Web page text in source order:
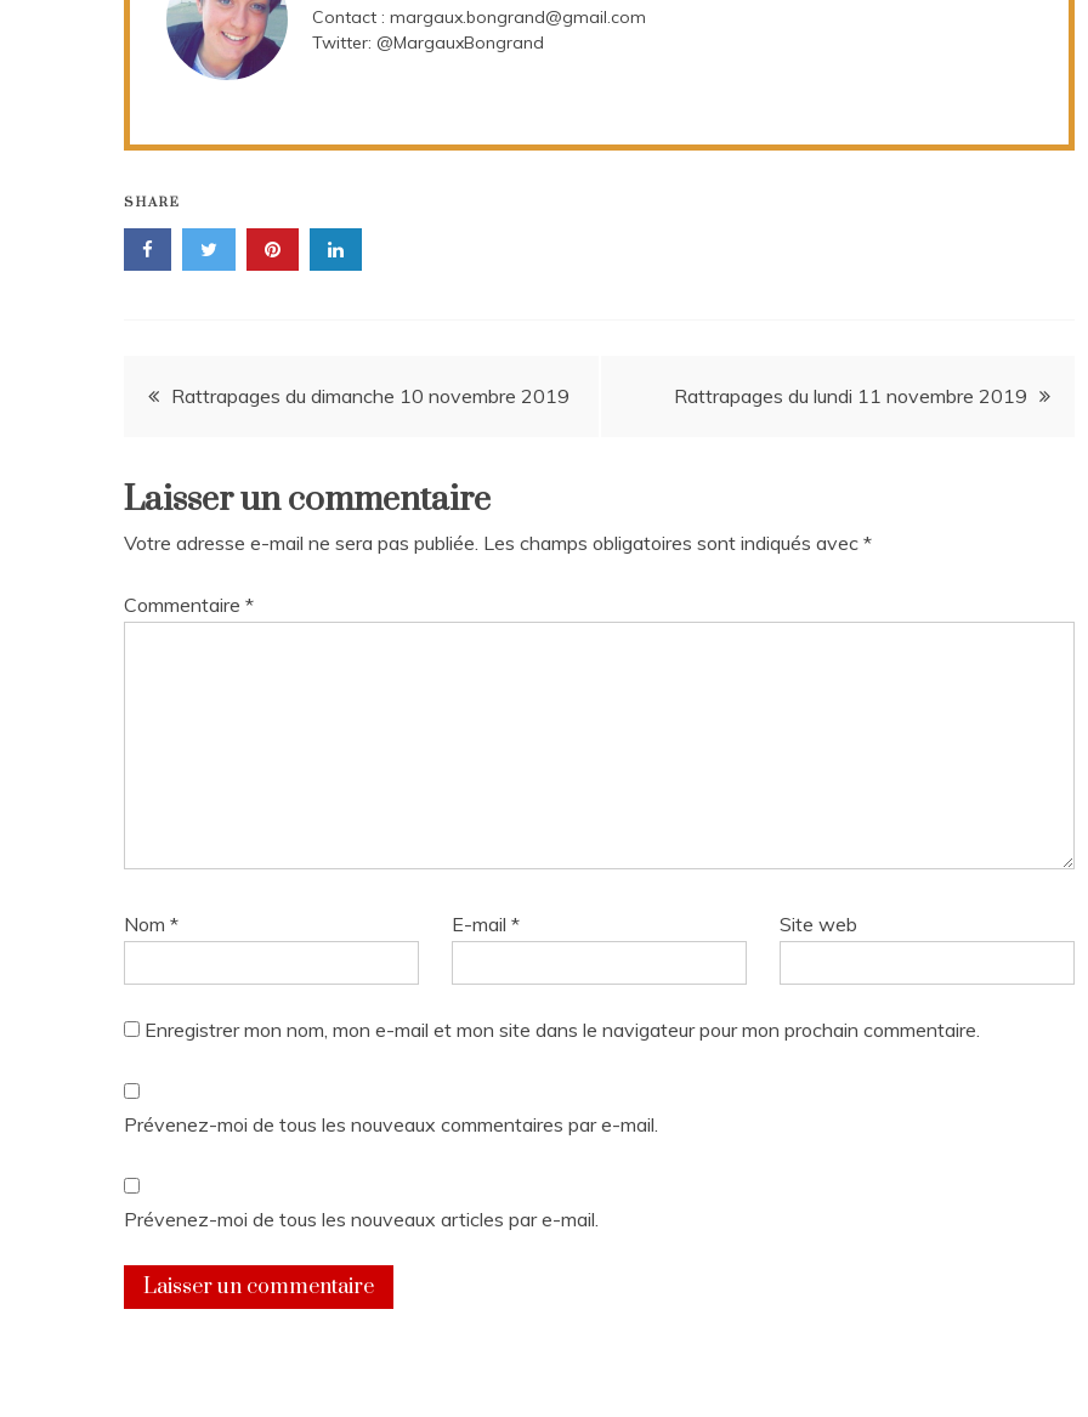
Contact : margaux.bongrand@gmail.com
Twitter: @MargauxBongrand
SHARE
Navigation
l’article
Rattrapages du dimanche 10 novembre 2019 Rattrapages du lundi 11 novembre 2019
Laisser un commentaire
Votre adresse e-mail ne sera pas publiée. Les champs obligatoires sont indiqués avec *
Commentaire *
Nom * E-mail* Site web
Enregistrer mon nom, mon e-mail et mon site dans le navigateur pour mon prochain commentaire.
Prévenez-moi de tous les nouveaux commentaires par e-mail.
Prévenez-moi de tous les nouveaux articles par e-mail.